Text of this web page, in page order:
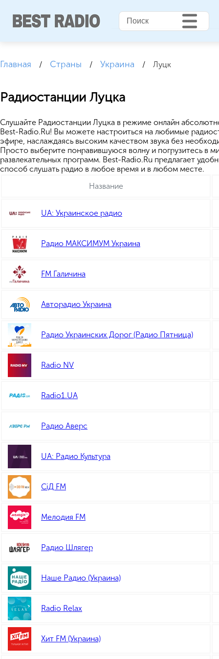
Главная / Страны / Украина / Луцк
Радиостанции Луцка
Cлушайте Радиостанции Луцка в режиме онлайн
Best-Radio.Ru! Вы можете настроиться на любимые
эфире, наслаждаясь высоким качеством звука без
Просто выберите понравившуюся волну и погрузитесь в
развлекательных программ. Best-Radio.Ru предлагает
способ слушать радио в любое время и в любом месте.
Название
UA: Украинское радио
Радио МАКСИМУМ Украина
FM Галичина
Авторадио Украина
Радио Украинских Дорог (Радио Пятница)
Radio NV
Radio1.UA
Радио Аверс
UA: Радио Культура
СіД FM
Мелодия FM
Радио Шлягер
Наше Радио (Украина)
Radio Relax
Хит FM (Украина)